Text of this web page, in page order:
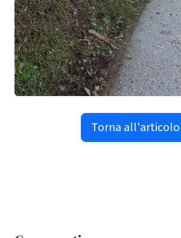
Torna all'articolo